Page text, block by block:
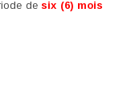
desix (6) mois